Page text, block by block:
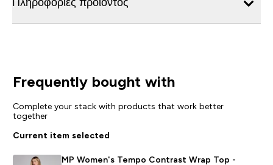
Frequently bought with
Complete your stack with products that work better
together
Current item selected
MP Women's Tempo Contrast Wrap Top -